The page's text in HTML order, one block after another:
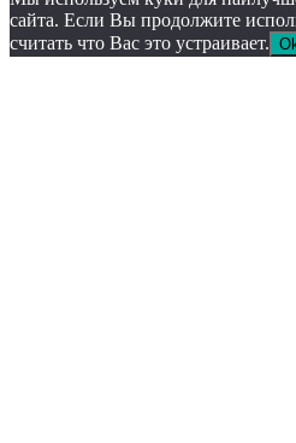
сайта. Если Вы продолжите
считать что Вас это устраивает.